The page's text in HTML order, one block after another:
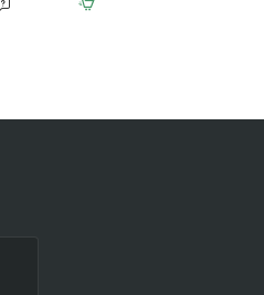
9x6